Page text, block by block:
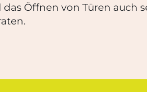
Öffnen von Türen auch